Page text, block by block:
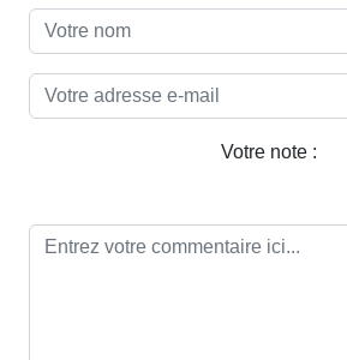
Votre note :